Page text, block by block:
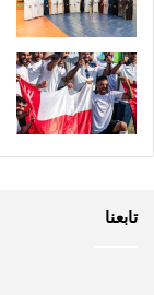
تابعنا